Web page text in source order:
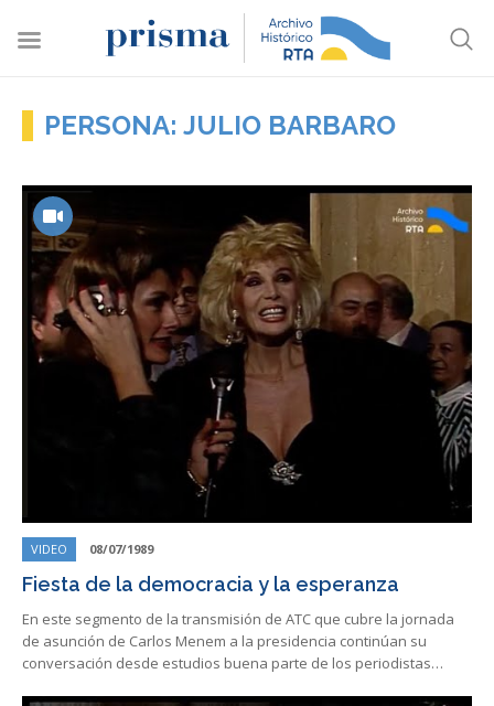
PERSONA: JULIO BARBARO
VIDEO 08/07/1989
Fiesta de la democracia y la esperanza
En este segmento de la transmisión de ATC que cubre la jornada
de asunción de Carlos Menem a la presidencia continúan su
conversación desde estudios buena parte de los periodistas…